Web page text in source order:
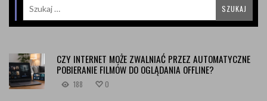
CZY INTERNET MOŻE ZWALNIAĆ PRZEZ AUTOMATYCZNE
POBIERANIE FILMÓW DO OGLĄDANIA OFFLINE?
188 0